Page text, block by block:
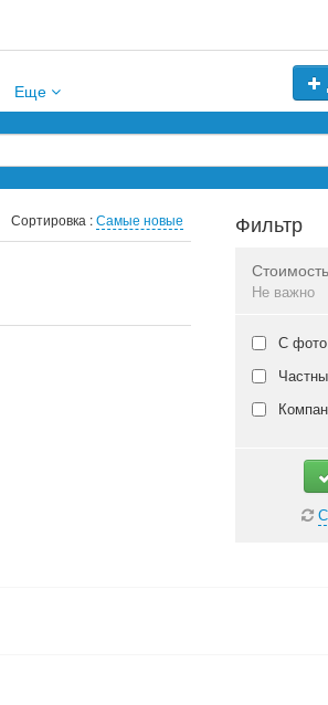
Еще
Сортировка :Самые новые Фильтр
Стоимость
Не важно
Валюта:
С фото